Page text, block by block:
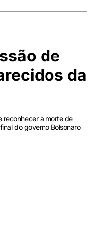
de
da
reconhecer a morte de
do governo Bolsonaro